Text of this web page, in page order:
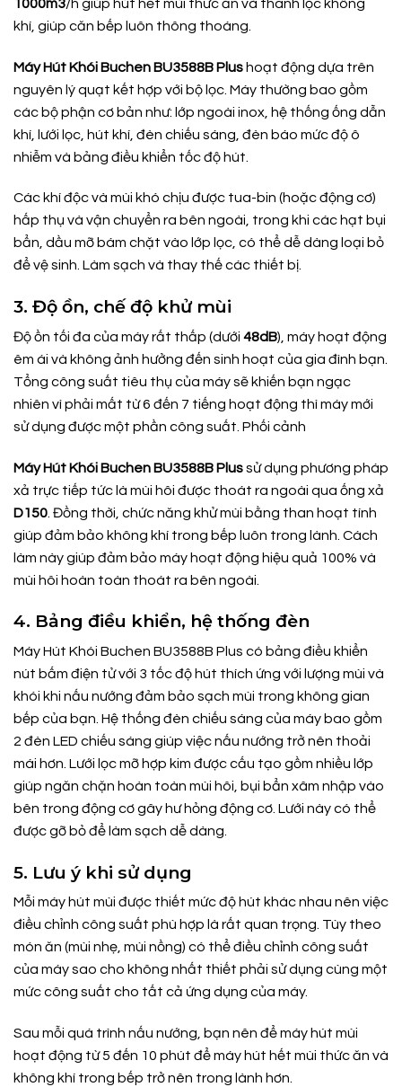
1000m3/h giúp hút hết mùi thức ăn và thanh lọc không
khí, giúp căn bếp luôn thông thoáng.
Máy Hút Khói Buchen BU3588B Plushoạt động dựa trên
nguyên lý quạt kết hợp với bộ lọc. Máy thường bao gồm
các bộ phận cơ bản như: lớp ngoài inox, hệ thống ống dẫn
khí, lưới lọc, hút khí, đèn chiếu sáng, đèn báo mức độ ô
nhiễm và bảng điều khiển tốc độ hút.
Các khí độc và mùi khó chịu được tua-bin (hoặc động cơ)
hấp thụ và vận chuyển ra bên ngoài, trong khi các hạt bụi
bẩn, dầu mỡ bám chặt vào lớp lọc, có thể dễ dàng loại bỏ
để vệ sinh. Làm sạch và thay thế các thiết bị.
3. Độ ồn, chế độ khử mùi
Độ ồn tối đa của máy rất thấp (dưới 48dB), máy hoạt động
êm ái và không ảnh hưởng đến sinh hoạt của gia đình bạn.
Tổng công suất tiêu thụ của máy sẽ khiến bạn ngạc
nhiên vì phải mất từ ​​6 đến 7 tiếng hoạt động thì máy mới
sử dụng được một phần công suất. Phối cảnh
Máy Hút Khói Buchen BU3588B Plussử dụng phương pháp
xả trực tiếp tức là mùi hôi được thoát ra ngoài qua ống xả
D150 . Đồng thời, chức năng khử mùi bằng than hoạt tính
giúp đảm bảo không khí trong bếp luôn trong lành. Cách
làm này giúp đảm bảo máy hoạt động hiệu quả 100% và
mùi hôi hoàn toàn thoát ra bên ngoài.
4. Bảng điều khiển, hệ thống đèn
Máy Hút Khói Buchen BU3588B Plus có bảng điều khiển
nút bấm điện tử với 3 tốc độ hút thích ứng với lượng mùi và
khói khi nấu nướng đảm bảo sạch mùi trong không gian
bếp của bạn. Hệ thống đèn chiếu sáng của máy bao gồm
2 đèn LED chiếu sáng giúp việc nấu nướng trở nên thoải
mái hơn. Lưới lọc mỡ hợp kim được cấu tạo gồm nhiều lớp
giúp ngăn chặn hoàn toàn mùi hôi, bụi bẩn xâm nhập vào
bên trong động cơ gây hư hỏng động cơ. Lưới này có thể
được gỡ bỏ để làm sạch dễ dàng.
5. Lưu ý khi sử dụng
Mỗi máy hút mùi được thiết mức độ hút khác nhau nên việc
điều chỉnh công suất phù hợp là rất quan trọng. Tùy theo
món ăn (mùi nhẹ, mùi nồng) có thể điều chỉnh công suất
của máy sao cho không nhất thiết phải sử dụng cùng một
mức công suất cho tất cả ứng dụng của máy.
Sau mỗi quá trình nấu nướng, bạn nên để máy hút mùi
hoạt động từ 5 đến 10 phút để máy hút hết mùi thức ăn và
không khí trong bếp trở nên trong lành hơn.